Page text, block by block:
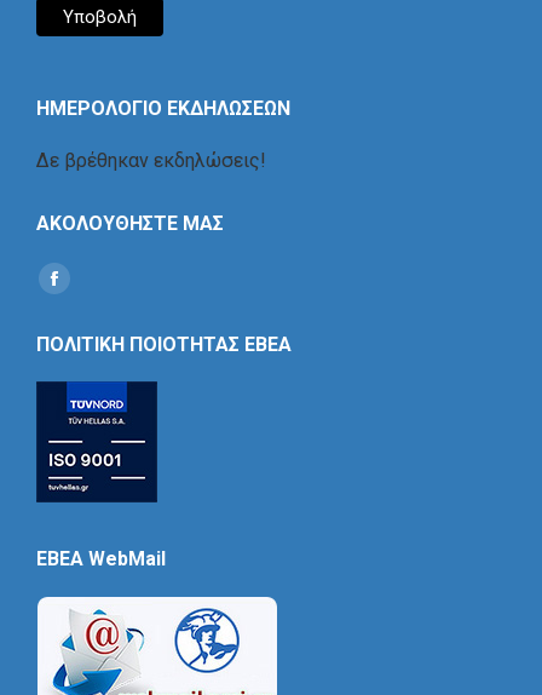
ΗΜΕΡΟΛΟΓΙΟ ΕΚΔΗΛΩΣΕΩΝ
Δε βρέθηκαν εκδηλώσεις!
ΑΚΟΛΟΥΘΗΣΤΕ ΜΑΣ
Find us on:
Social
ΠΟΛΙΤΙΚΗ ΠΟΙΟΤΗΤΑΣ ΕΒΕΑ
EBEA WebMail